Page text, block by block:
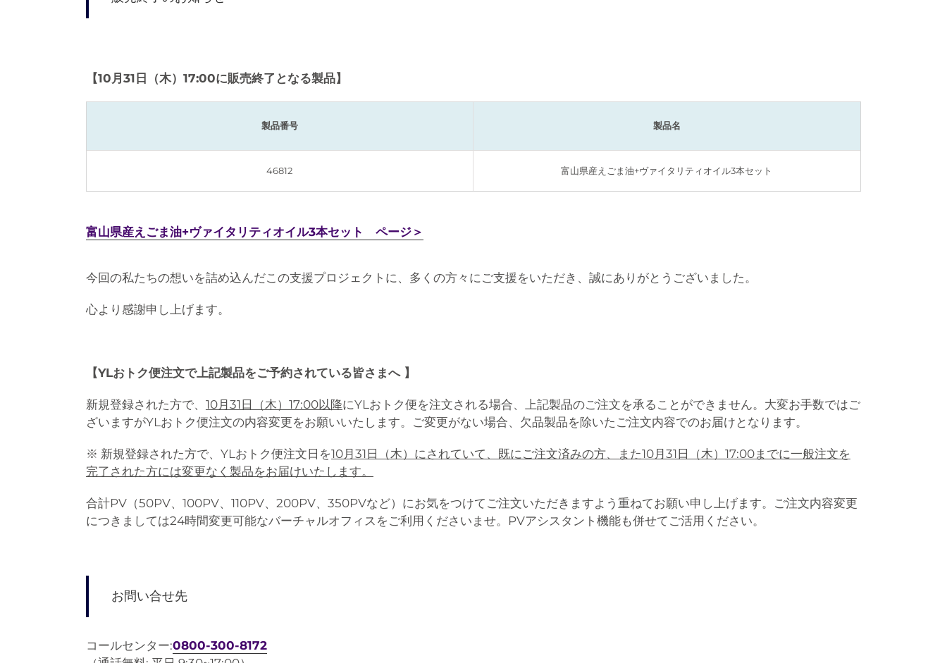
【10月31日（木）17:00に販売終了となる製品】
製品番号 製品名
46812 富山県産えごま油+ヴァイタリティオイル3本セット
富山県産えごま油+ヴァイタリティオイル3本セット ページ＞
今回の私たちの想いを詰め込んだこの支援プロジェクトに、多くの方々にご支援をいただき、誠にありがとうございました。
心より感謝申し上げます。
【YLおトク便注文で上記製品をご予約されている皆さまへ 】
新規登録された方で、 10月31日（木）17:00以降にYLおトク便を注文される場合、上記製品のご注文を承ることができません。大変お手数ではご
ざいますがYLおトク便注文の内容変更をお願いいたします。ご変更がない場合、欠品製品を除いたご注文内容でのお届けとなります。
※ 新規登録された方で、YLおトク便注文日を10月31日（木）にされていて、既にご注文済みの方、また10月31日（木）17:00までに一般注文を
完了された方には変更なく製品をお届けいたします。
合計PV（50PV、100PV、110PV、200PV、350PVなど）にお気をつけてご注文いただきますよう重ねてお願い申し上げます。ご注文内容変更
につきましては24時間変更可能なバーチャルオフィスをご利用くださいませ。PVアシスタント機能も併せてご活用ください。
お問い合せ先
コールセンター:0800-300-8172